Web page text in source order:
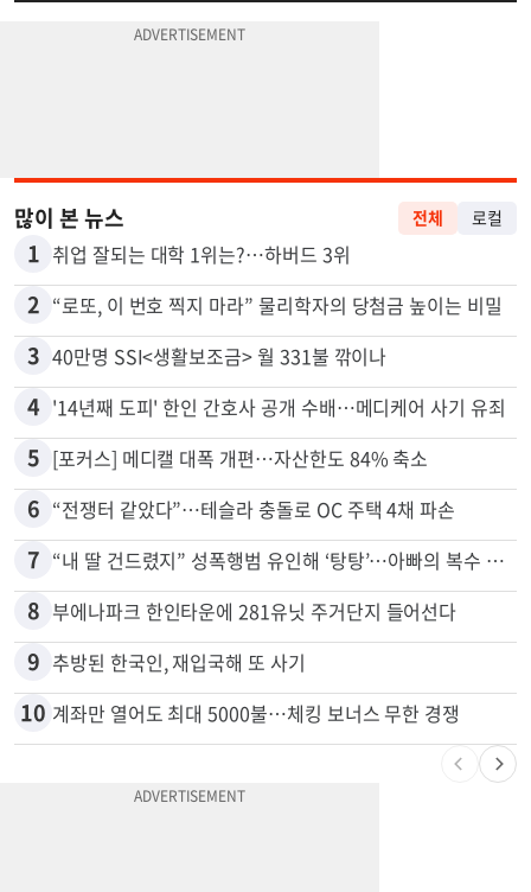
많이 본 뉴스
1 취업 잘되는 대학 1위는?…하버드 3위
2 “로또, 이 번호 찍지 마라” 물리학자의 당첨금 높이는 비밀
3 40만명 SSI<생활보조금> 월 331불 깎이나
4 '14년째 도피' 한인 간호사 공개 수배…메디케어 사기 유죄
5 [포커스] 메디캘 대폭 개편…자산한도 84% 축소
6 “전쟁터 같았다”…테슬라 충돌로 OC 주택 4채 파손
7
8 부에나파크 한인타운에 281유닛 주거단지 들어선다
9 추방된 한국인, 재입국해 또 사기
계좌만 열어도 최대 5000불…체킹 보너스 무한 경쟁